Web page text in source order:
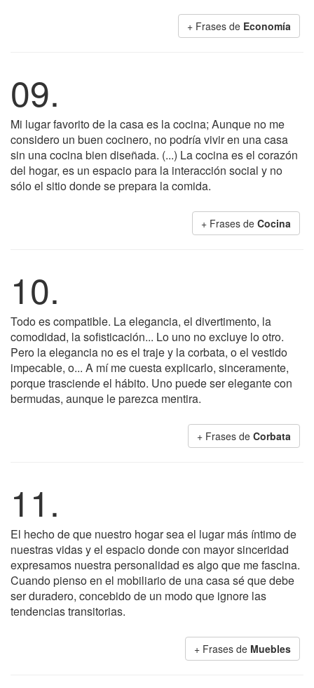
+ Frases de Economía
09.
Mi lugar favorito de la casa es la cocina; Aunque no me
considero un buen cocinero, no podría vivir en una casa
sin una cocina bien diseñada. (...) La cocina es el corazón
del hogar, es un espacio para la interacción social y no
sólo el sitio donde se prepara la comida.
+ Frases de Cocina
10.
Todo es compatible. La elegancia, el divertimento, la
comodidad, la sofisticación... Lo uno no excluye lo otro.
Pero la elegancia no es el traje y la corbata, o el vestido
impecable, o... A mí me cuesta explicarlo, sinceramente,
porque trasciende el hábito. Uno puede ser elegante con
bermudas, aunque le parezca mentira.
+ Frases de Corbata
11.
El hecho de que nuestro hogar sea el lugar más íntimo de
nuestras vidas y el espacio donde con mayor sinceridad
expresamos nuestra personalidad es algo que me fascina.
Cuando pienso en el mobiliario de una casa sé que debe
ser duradero, concebido de un modo que ignore las
tendencias transitorias.
+ Frases de Muebles